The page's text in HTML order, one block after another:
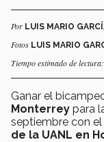
Por LUIS MARIO
Fotos LUIS MARIO
Tiempo estimado de
Ganar el
Monterrey para
septiembre con
de la UANL en